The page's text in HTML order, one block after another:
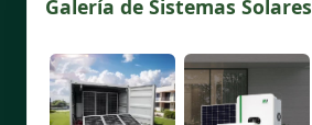
Galería de Sistemas Solares